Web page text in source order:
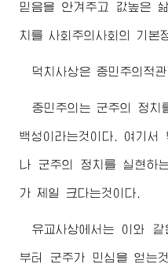
믿음을 안겨주고 값높은
치를 사회주의사회의 기본
덕치사상은 중민주의적
중민주의는 군주의 정치
백성이라는것이다. 여기서
나 군주의 정치를 실현하
가 제일 크다는것이다.
유교사상에서는 이와 같
부터 군주가 민심을 얻는